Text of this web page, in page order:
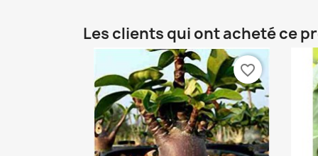
Les clients qui ont acheté ce
favorite_border